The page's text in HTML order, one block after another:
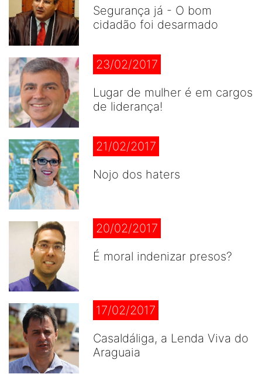
Segurança já - O bom
cidadão foi desarmado
23/02/2017
Lugar de mulher é em cargos
de liderança!
21/02/2017
Nojo dos haters
20/02/2017
É moral indenizar presos?
17/02/2017
Casaldáliga, a Lenda Viva do
Araguaia